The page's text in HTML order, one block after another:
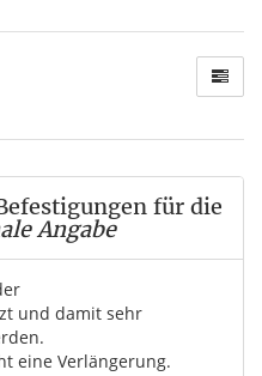
für die
Angabe
und damit sehr
eine Verlängerung.